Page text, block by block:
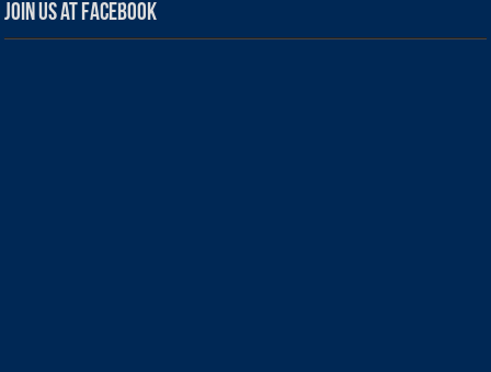
Join us at Facebook